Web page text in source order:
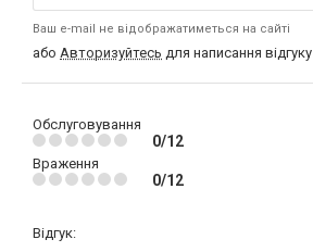
Ваш e-mail не відображатиметься на сайті
або Авторизуйтесь для написання відгуку
Обслуговування
0/12
Враження
0/12
Відгук: